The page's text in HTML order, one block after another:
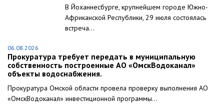
В Йоханнесбурге, крупнейшем городе Южно-
Африканской Республики, 29 июля состоялась
встреча...
06.08.2026
Прокуратура требует передать в муниципальную
собственность построенные АО «ОмскВодоканал»
объекты водоснабжения.
Прокуратура Омской области провела проверку выполнения АО
«ОмскВодоканал» инвестиционной программы...